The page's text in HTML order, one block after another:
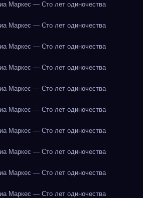
Маркес — Сто лет одиночества
Маркес — Сто лет одиночества
Маркес — Сто лет одиночества
Маркес — Сто лет одиночества
Маркес — Сто лет одиночества
Маркес — Сто лет одиночества
Маркес — Сто лет одиночества
Маркес — Сто лет одиночества
Маркес — Сто лет одиночества
Маркес — Сто лет одиночества